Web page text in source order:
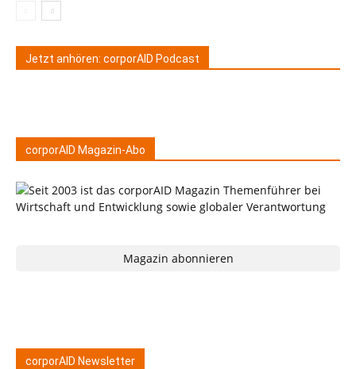
Jetzt anhören: corporAID Podcast
corporAID Magazin-Abo
Magazin abonnieren
corporAID Newsletter